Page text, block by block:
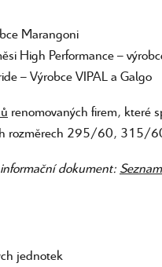
Marangoni
High Performance –
– Výrobce VIPAL a Galgo
renomovaných firem, které
rozměrech 295/60,
dokument:
jednotek